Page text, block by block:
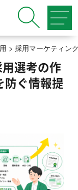
> 採用マーケティン
選考の作
防ぐ情報提